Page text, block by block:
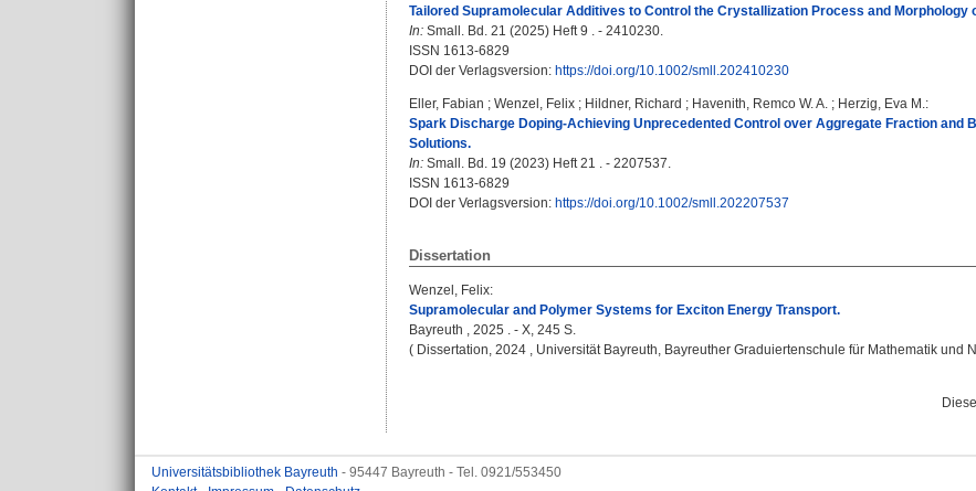
Tailored Supramolecular Additives to Control the Crystallization Process and Morphology
In: Small. Bd. 21 (2025) Heft 9 . - 2410230.
ISSN 1613-6829
DOI der Verlagsversion: https://doi.org/10.1002/smll.202410230
Eller, Fabian ; Wenzel, Felix ; Hildner, Richard ; Havenith, Remco W. A. ; Herzig, Eva M.:
Spark Discharge Doping-Achieving Unprecedented Control over Aggregate Fraction and
Solutions.
In: Small. Bd. 19 (2023) Heft 21 . - 2207537.
ISSN 1613-6829
DOI der Verlagsversion: https://doi.org/10.1002/smll.202207537
Dissertation
Wenzel, Felix:
Supramolecular and Polymer Systems for Exciton Energy Transport.
Bayreuth , 2025 . - X, 245 S.
( Dissertation, 2024 , Universität Bayreuth, Bayreuther Graduiertenschule für Mathematik und
Universitätsbibliothek Bayreuth - 95447 Bayreuth - Tel. 0921/553450